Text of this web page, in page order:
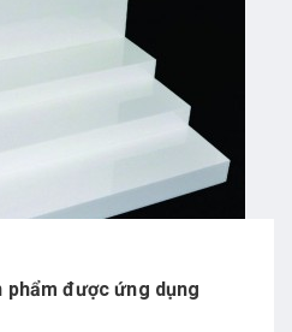
phẩm được ứng dụng